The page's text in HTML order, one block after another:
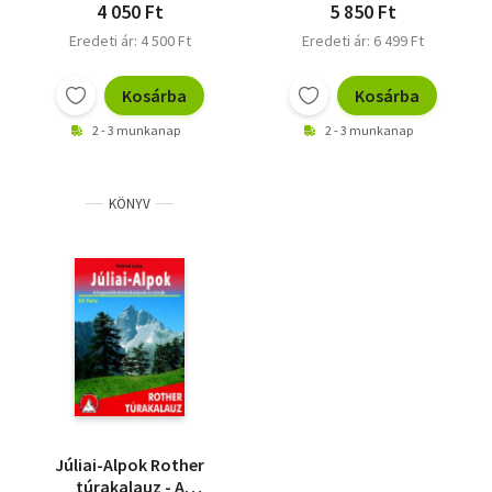
4 050 Ft
Eredeti ár: 4 500 Ft
Kosárba
2 - 3 munkanap
5 850 Ft
Eredeti ár: 6 499 Ft
Kosárba
2 - 3 munkanap
KÖNYV
Júliai-Alpok Rother
túrakalauz - A